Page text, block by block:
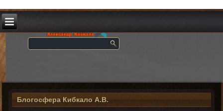
Блогосфера Кибкало А.В.